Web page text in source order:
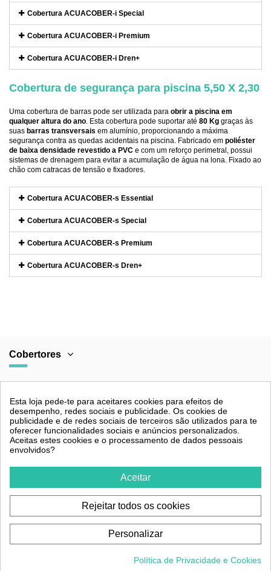
Cobertura ACUACOBER-i Special
Cobertura ACUACOBER-i Premium
Cobertura ACUACOBER-i Dren+
Cobertura de segurança para piscina 5,50 X 2,30
Uma cobertura de barras pode ser utilizada para obrir a piscina em
qualquer altura do ano . Esta cobertura pode suportar até 80 Kg graças às
suas barras transversais em alumínio, proporcionando a máxima
segurança contra as quedas acidentais na piscina. Fabricado em poliéster
de baixa densidade revestido a PVC e com um reforço perimetral, possui
sistemas de drenagem para evitar a acumulação de água na lona. Fixado ao
chão com catracas de tensão e fixadores.
Cobertura ACUACOBER-s Essential
Cobertura ACUACOBER-s Special
Cobertura ACUACOBER-s Premium
Cobertura ACUACOBER-s Dren+
Cobertores
Categorias
Legal
Contacto
Esta loja pede-te para aceitares cookies para efeitos de
desempenho, redes sociais e publicidade. Os cookies de
publicidade e de redes sociais de terceiros são utilizados para te
oferecer funcionalidades sociais e anúncios personalizados.
Aceitas estes cookies e o processamento de dados pessoais
envolvidos?
Aceitar
Rejeitar todos os cookies
Personalizar
Política de Privacidade e Cookies